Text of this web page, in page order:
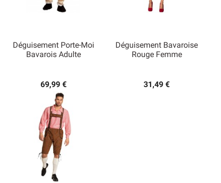
Déguisement Porte-Moi
Bavarois Adulte
69,99 €
Déguisement Bavaroise
Rouge Femme
31,49 €